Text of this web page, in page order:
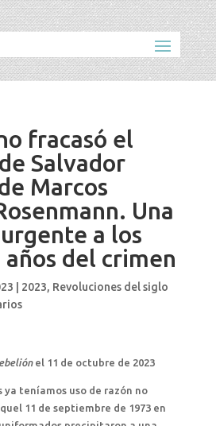
fracasó el
Salvador
Marcos
Una
a los
del crimen
2023, Revoluciones del siglo
el 11 de octubre de 2023
ya teníamos uso de razón no
11 de septiembre de 1973 en